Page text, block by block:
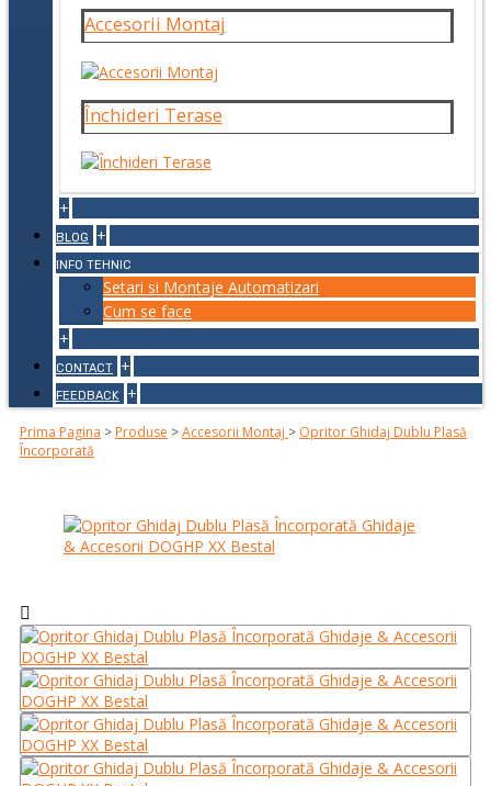
Accesorii Montaj
Închideri Terase
+
BLOG +
INFO TEHNIC
Setari si Montaje Automatizari
Cum se face
+
CONTACT +
FEEDBACK +
Prima Pagina > Produse >Accesorii Montaj > Opritor Ghidaj Dublu Plasă
Încorporată